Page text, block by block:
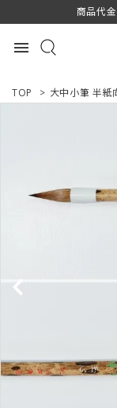
商品代
menu
用途で選ぶ
ご利用ガイド
TOP > 大中小筆 半紙